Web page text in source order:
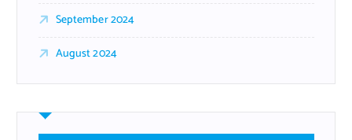
September 2024
August 2024